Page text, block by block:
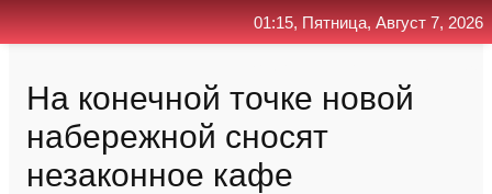
На конечной точке новой
набережной сносят
незаконное кафе
01:15, Пятница, Август 7, 2026